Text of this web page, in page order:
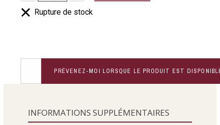
Rupture de stock
PRÉVENEZ-MOI LORSQUE LE PRODUIT EST
INFORMATIONS SUPPLÉMENTAIRES